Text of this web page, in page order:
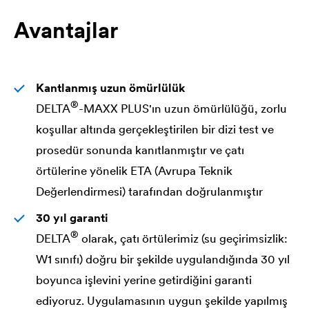
Avantajlar
Kantlanmış uzun ömürlülük
DELTA®-MAXX PLUS'ın uzun ömürlülüğü, zorlu
koşullar altında gerçekleştirilen bir dizi test ve
prosedür sonunda kanıtlanmıştır ve çatı
örtülerine yönelik ETA (Avrupa Teknik
Değerlendirmesi) tarafından doğrulanmıştır
30 yıl garanti
DELTA® olarak, çatı örtülerimiz (su geçirimsizlik:
W1 sınıfı) doğru bir şekilde uygulandığında 30 yıl
boyunca işlevini yerine getirdiğini garanti
ediyoruz. Uygulamasının uygun şekilde yapılmış